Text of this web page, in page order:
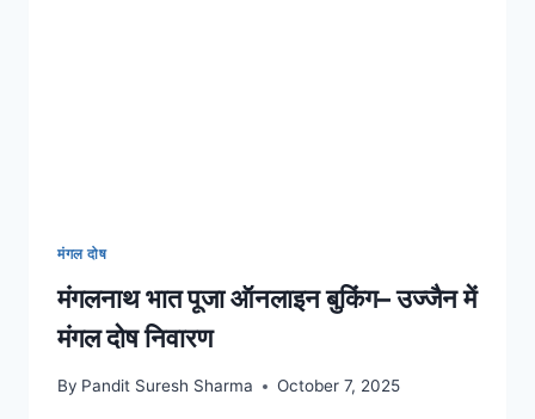
मंगल दोष
मंगलनाथ भात पूजा ऑनलाइन बुकिंग– उज्जैन में
मंगल दोष निवारण
By Pandit Suresh Sharma October 7, 2025